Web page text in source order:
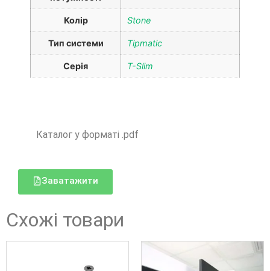
Колір Stone
Тип системи Tipmatic
Серія T-Slim
Каталог у форматі .pdf
Заватажити
Схожі товари